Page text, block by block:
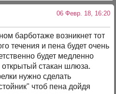
06 Февр. 18, 16:20
барботаже возникнет тот
течения и пена будет очень
будет медленно
открытый стакан шлюза.
нужно сделать
чтоб пена дойдя